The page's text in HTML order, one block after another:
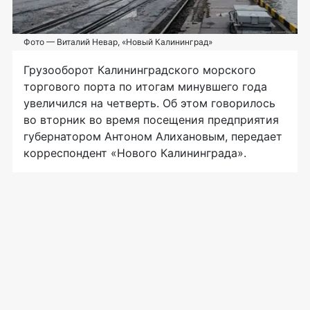
Фото — Виталий Невар, «Новый Калининград»
Грузооборот Калининградского морского
торгового порта по итогам минувшего года
увеличился на четверть. Об этом говорилось
во вторник во время посещения предприятия
губернатором Антоном Алихановым, передает
корреспондент «Нового Калининграда».